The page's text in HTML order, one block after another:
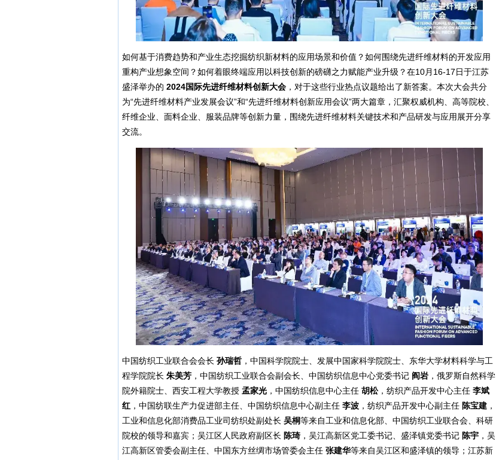
如何基于消费趋势和产业生态挖掘纺织新材料的应用场景和价值？如何围绕先进纤维材料的开发应用
重构产业想象空间？如何着眼终端应用以科技创新的磅礴之力赋能产业升级？在10月16-17日于江苏
盛泽举办的 2024国际先进纤维材料创新大会 ，对于这些行业热点议题给出了新答案。本次大会共分
为“先进纤维材料产业发展会议”和“先进纤维材料创新应用会议”两大篇章，汇聚权威机构、高等院校、
纤维企业、面料企业、服装品牌等创新力量，围绕先进纤维材料关键技术和产品研发与应用展开分享
交流。
中国纺织工业联合会会长 孙瑞哲 ，中国科学院院士、发展中国家科学院院士、东华大学材料科学与工
程学院院长 朱美芳 ，中国纺织工业联合会副会长、中国纺织信息中心党委书记 阎岩 ，俄罗斯自然科学
院外籍院士、西安工程大学教授 孟家光 ，中国纺织信息中心主任 胡松，纺织产品开发中心主任 李斌
红 ，中国纺联生产力促进部主任、中国纺织信息中心副主任 李波 ，纺织产品开发中心副主任 陈宝建 ，
工业和信息化部消费品工业司纺织处副处长 吴桐等来自工业和信息化部、中国纺织工业联合会、科研
院校的领导和嘉宾；吴江区人民政府副区长 陈琦 ，吴江高新区党工委书记、盛泽镇党委书记 陈宇 ，吴
江高新区管委会副主任、中国东方丝绸市场管委会主任 张建华等来自吴江区和盛泽镇的领导；江苏新